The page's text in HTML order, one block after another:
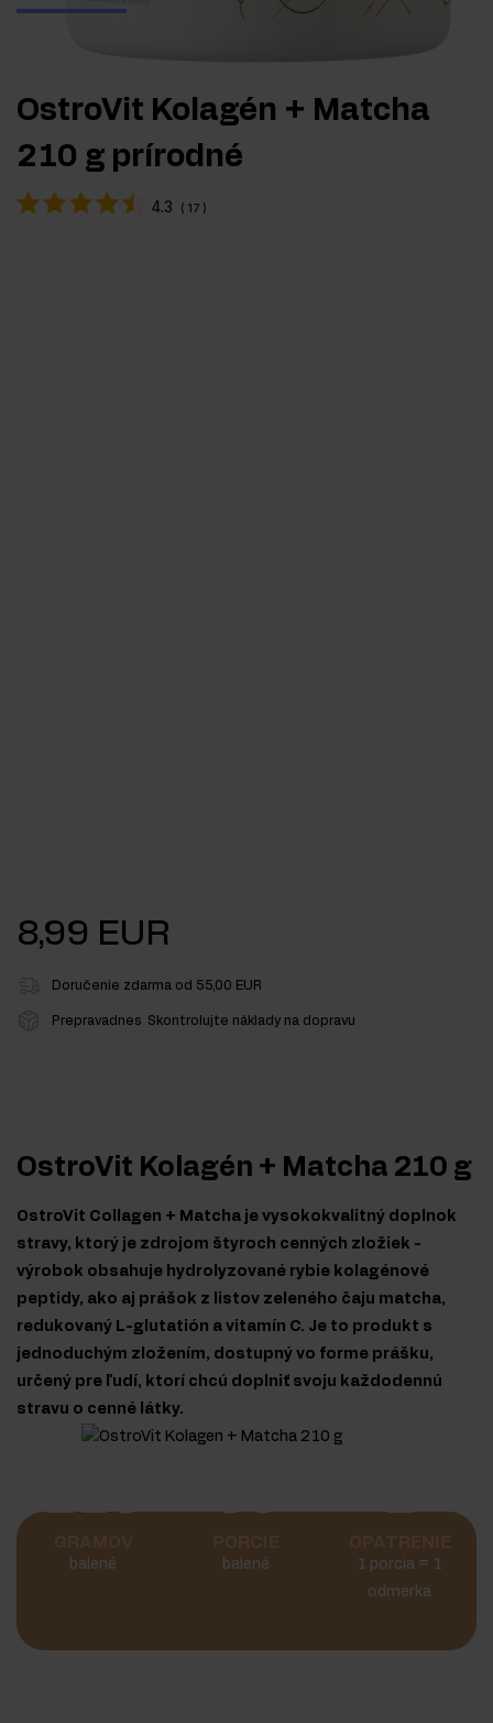
OstroVit Kolagén + Matcha
210 g prírodné
4.3 ( 17 )
8,99 EUR
Doručenie zdarma od 55,00 EUR
Prepravadnes Skontrolujte náklady na dopravu
OstroVit Kolagén + Matcha 210 g
OstroVit Collagen + Matcha je vysokokvalitný doplnok
stravy, ktorý je zdrojom štyroch cenných zložiek -
výrobok obsahuje hydrolyzované rybie kolagénové
peptidy, ako aj prášok z listov zeleného čaju matcha,
redukovaný L-glutatión a vitamín C. Je to produkt s
jednoduchým zložením, dostupný vo forme prášku,
určený pre ľudí, ktorí chcú doplniť svoju každodennú
stravu o cenné látky.
210
balené
60
balené
1
1 porcia = 1
odmerka